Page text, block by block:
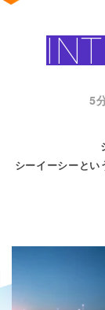
5
シーイーシーと